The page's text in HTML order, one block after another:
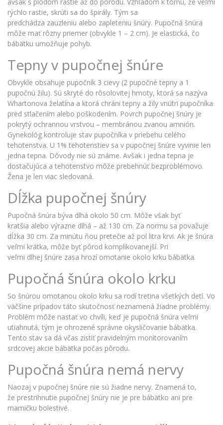
rýchlo rastie, skrúti sa do špirály. Tým sa
predchádza zauzleniu alebo zapleteniu šnúry. Pupočná šnúra
môže mať rôzny priemer (obvykle 1 – 2 cm). Je elastická, čo
bábätku umožňuje pohyb.
Tepny v pupočnej šnúre
Obvykle obsahuje pupočník 3 cievy (2 pupočné tepny a 1
pupočnú žilu). Sú skryté do rôsolovitej hmoty, ktorá sa nazýva
Whartonova želatína a ktorá chráni tepny a žily vnútri pupočníka
pred stlačením alebo poškodením. Povrch pupočnej šnúry je
pokrytý ochrannou vrstvou – membránou zvanou amnión.
Gynekológ kontroluje stav pupočníka v priebehu celého
tehotenstva. U 1% tehotenstiev sa v pupočnej šnúre vyvinie len
jedna tepna. Dôvody nie sú známe. Avšak i jedna tepna je
dostačujúca a tehotenstvo môže prebehnúť bezproblémovo.
Žena je len viac sledovaná.
Dĺžka pupočnej šnúry
Pupočná šnúra býva dlhá okolo 50 cm. Môže však byť
kratšia alebo výrazne dlhá – až 130 cm. Za normu sa považuje
dĺžka 30 cm. Za minútu ňou pretečie až pol litra krvi. Ak je šnúra
veľmi krátka, môže byť pôrod komplikovanejší. Pri
veľmi dlhej šnúre zasa hrozí omotanie okolo krku bábätka.
Pupočná šnúra okolo krku
So šnúrou omotanou okolo krku sa rodí tretina všetkých detí. Vo
väčšine prípadov táto skutočnosť neznamená žiadne problémy.
Problém môže nastať vo chvíli, keď je pupočná šnúra veľmi
utiahnutá, tým je ohrozené správne okysličovanie bábätka.
Tento stav sa dá včas zistiť pravidelným monitorovaním
srdcovej akcie bábätka počas pôrodu.
Pupočná šnúra nemá nervy
Naozaj v pupočnej šnúre nie sú žiadne nervy. Znamená to,
že prestrihnutie pupočnej šnúry nie je pre bábätko ani pre
mamičku bolestivé.